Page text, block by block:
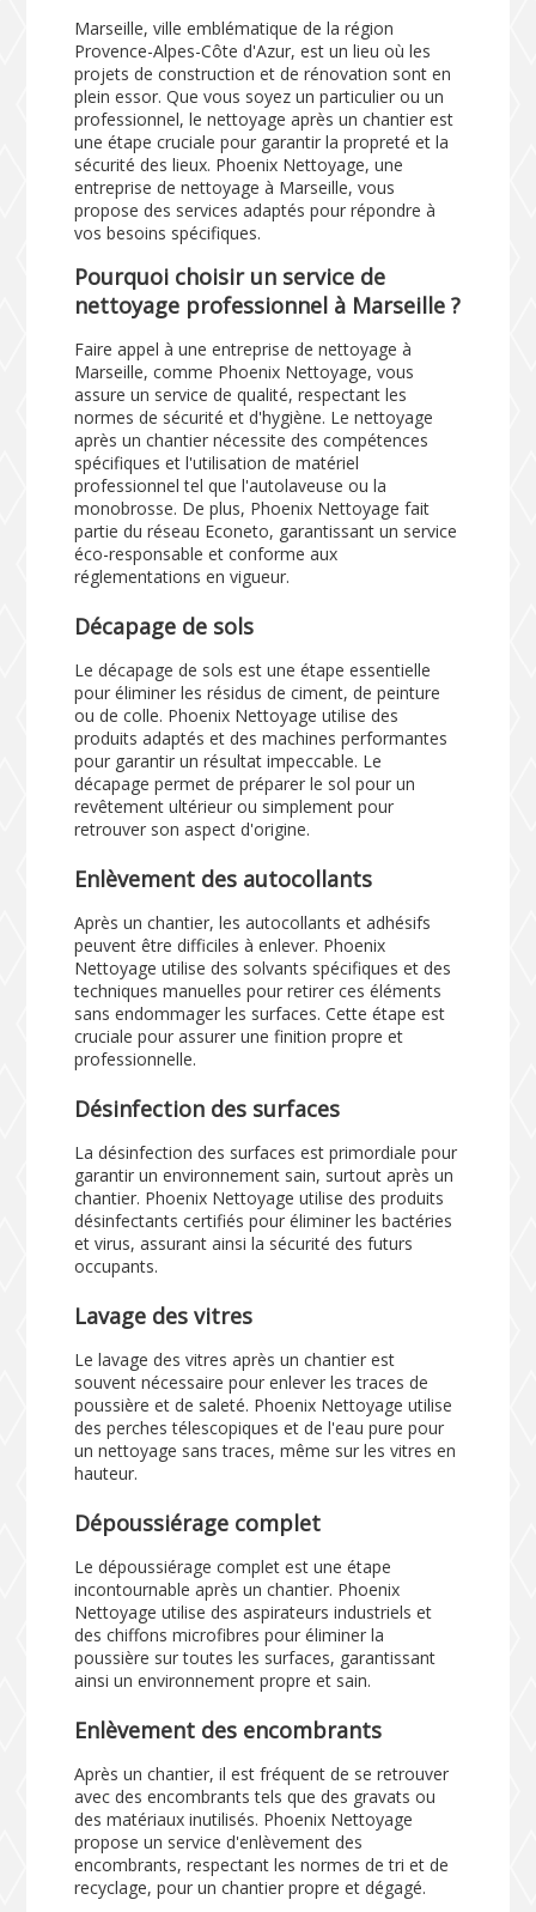
Marseille, ville emblématique de la région
Provence-Alpes-Côte d'Azur, est un lieu où les
projets de construction et de rénovation sont en
plein essor. Que vous soyez un particulier ou un
professionnel, le nettoyage après un chantier est
une étape cruciale pour garantir la propreté et la
sécurité des lieux. Phoenix Nettoyage, une
entreprise de nettoyage à Marseille, vous
propose des services adaptés pour répondre à
vos besoins spécifiques.
Pourquoi choisir un service de
nettoyage professionnel à Marseille ?
Faire appel à une entreprise de nettoyage à
Marseille, comme Phoenix Nettoyage, vous
assure un service de qualité, respectant les
normes de sécurité et d'hygiène. Le nettoyage
après un chantier nécessite des compétences
spécifiques et l'utilisation de matériel
professionnel tel que l'autolaveuse ou la
monobrosse. De plus, Phoenix Nettoyage fait
partie du réseau Econeto, garantissant un service
éco-responsable et conforme aux
réglementations en vigueur.
Décapage de sols
Le décapage de sols est une étape essentielle
pour éliminer les résidus de ciment, de peinture
ou de colle. Phoenix Nettoyage utilise des
produits adaptés et des machines performantes
pour garantir un résultat impeccable. Le
décapage permet de préparer le sol pour un
revêtement ultérieur ou simplement pour
retrouver son aspect d'origine.
Enlèvement des autocollants
Après un chantier, les autocollants et adhésifs
peuvent être difficiles à enlever. Phoenix
Nettoyage utilise des solvants spécifiques et des
techniques manuelles pour retirer ces éléments
sans endommager les surfaces. Cette étape est
cruciale pour assurer une finition propre et
professionnelle.
Désinfection des surfaces
La désinfection des surfaces est primordiale pour
garantir un environnement sain, surtout après un
chantier. Phoenix Nettoyage utilise des produits
désinfectants certifiés pour éliminer les bactéries
et virus, assurant ainsi la sécurité des futurs
occupants.
Lavage des vitres
Le lavage des vitres après un chantier est
souvent nécessaire pour enlever les traces de
poussière et de saleté. Phoenix Nettoyage utilise
des perches télescopiques et de l'eau pure pour
un nettoyage sans traces, même sur les vitres en
hauteur.
Dépoussiérage complet
Le dépoussiérage complet est une étape
incontournable après un chantier. Phoenix
Nettoyage utilise des aspirateurs industriels et
des chiffons microfibres pour éliminer la
poussière sur toutes les surfaces, garantissant
ainsi un environnement propre et sain.
Enlèvement des encombrants
Après un chantier, il est fréquent de se retrouver
avec des encombrants tels que des gravats ou
des matériaux inutilisés. Phoenix Nettoyage
propose un service d'enlèvement des
encombrants, respectant les normes de tri et de
recyclage, pour un chantier propre et dégagé.